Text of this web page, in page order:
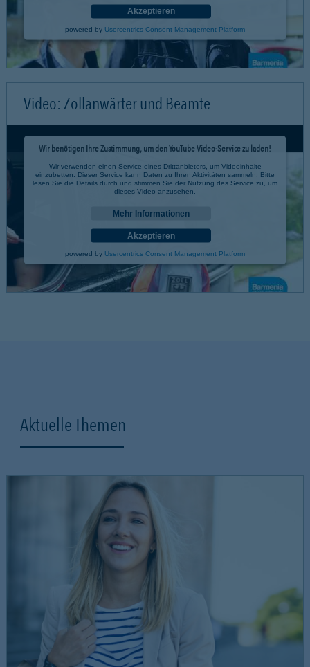
Akzeptieren
powered by Usercentrics Consent Management Platform
Video: Zollanwärter und Beamte
Wir benötigen Ihre Zustimmung, um den YouTube Video-Service zu laden!
Wir verwenden einen Service eines Drittanbieters, um Videoinhalte
einzubetten. Dieser Service kann Daten zu Ihren Aktivitäten sammeln. Bitte
lesen Sie die Details durch und stimmen Sie der Nutzung des Service zu, um
dieses Video anzusehen.
Mehr Informationen
Akzeptieren
powered by Usercentrics Consent Management Platform
Aktuelle Themen